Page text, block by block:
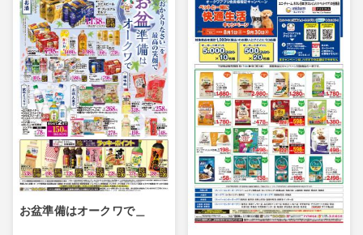
お盆準備はオークワで＿